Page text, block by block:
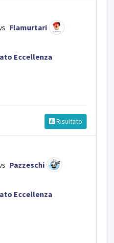
Flamurtari
Eccellenza
Risultato
Pazzeschi
Eccellenza